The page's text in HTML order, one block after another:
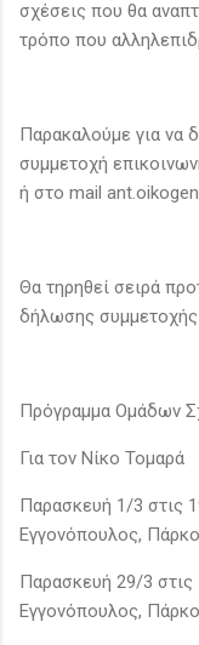
σχέσεις που θα
τρόπο που
Παρακαλούμε για να
συμμετοχή
ή στο mail
Θα τηρηθεί σειρά
δήλωσης
Πρόγραμμα Ομάδων
Για τον Νίκο Τομαρά
Παρασκευή 1/3 στις
Εγγονόπουλος,
Παρασκευή 29/3 στις
Εγγονόπουλος,